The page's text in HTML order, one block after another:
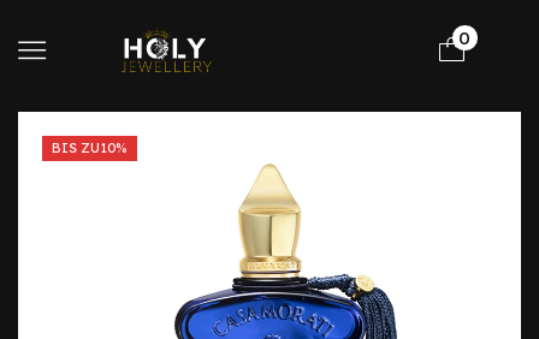
0
BIS ZU10%